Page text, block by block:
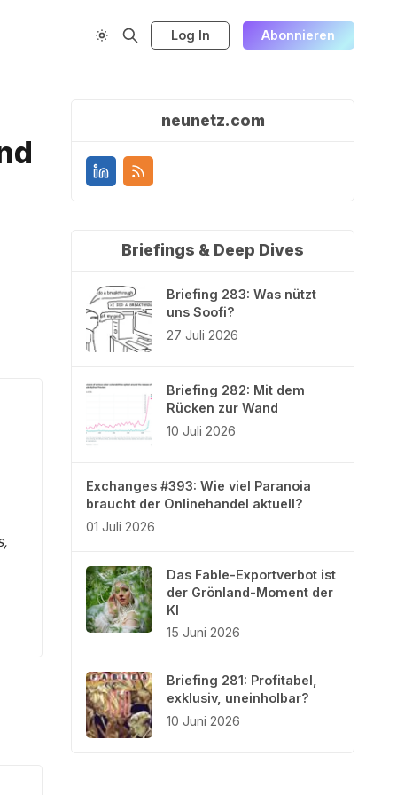
Log In Abonnieren
neunetz.com
Briefings & Deep Dives
Briefing 283: Was nützt
uns Soofi?
27 Juli 2026
Briefing 282: Mit dem
Rücken zur Wand
10 Juli 2026
Exchanges #393: Wie viel Paranoia
braucht der Onlinehandel aktuell?
01 Juli 2026
Das Fable-Exportverbot ist
der Grönland-Moment der
KI
15 Juni 2026
Briefing 281: Profitabel,
exklusiv, uneinholbar?
10 Juni 2026